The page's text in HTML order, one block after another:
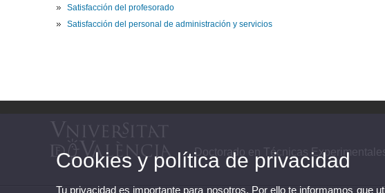
Satisfacción del profesorado
Satisfacción del personal de administración y servicios
Doctorado en Técnicas
Cookies y política de privacidad
Tu privacidad es importante para nosotros. Por ello te informamos que